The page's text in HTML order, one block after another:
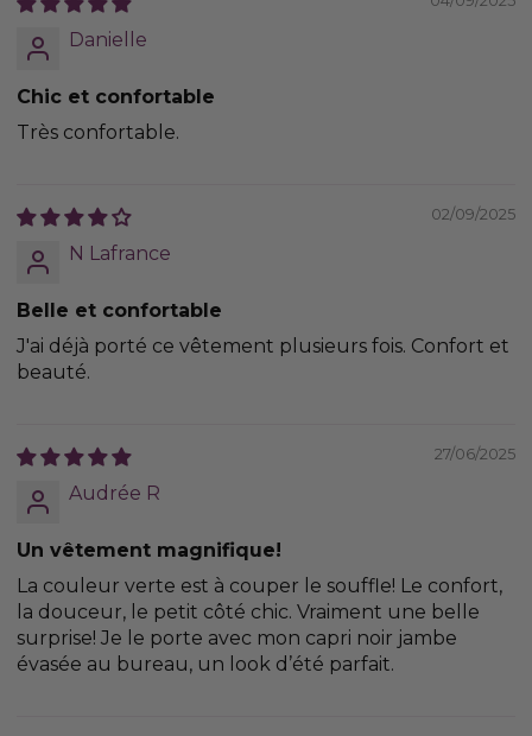
Danielle
Chic et confortable
Très confortable.
02/09/2025
N Lafrance
Belle et confortable
J'ai déjà porté ce vêtement plusieurs fois. Confort et
beauté.
27/06/2025
Audrée R
Un vêtement magnifique!
La couleur verte est à couper le souffle! Le confort,
la douceur, le petit côté chic. Vraiment une belle
surprise! Je le porte avec mon capri noir jambe
évasée au bureau, un look d’été parfait.